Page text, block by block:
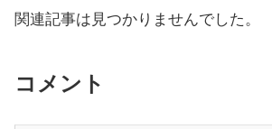
関連記事は見つかりませんでした。
コメント